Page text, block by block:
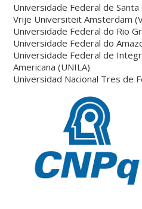
Universidade Federal de Santa
Vrije Universiteit Amsterdam
Universidade Federal do Rio
Universidade Federal do
Universidade Federal de
Americana (UNILA)
Universidad Nacional Tres de